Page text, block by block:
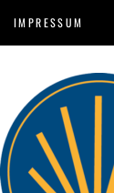
IMPRESSUM